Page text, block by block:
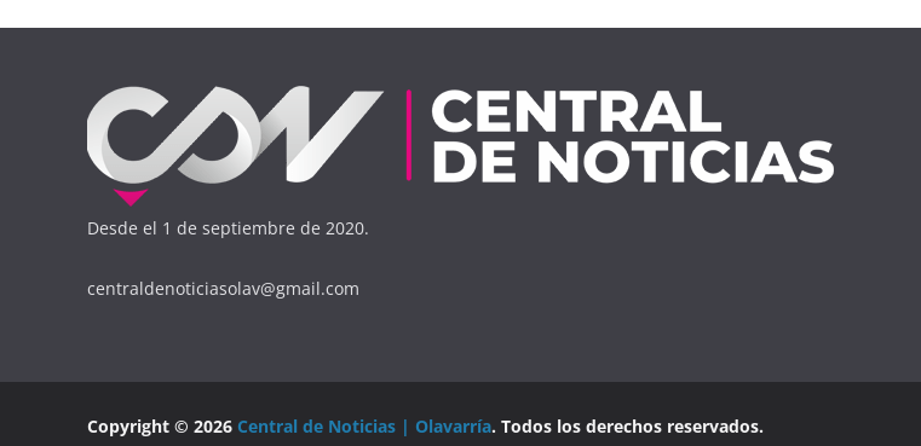
Desde el 1 de septiembre de 2020.
centraldenoticiasolav@gmail.com
Copyright © 2026 Central de Noticias | Olavarría. Todos los derechos reservados.